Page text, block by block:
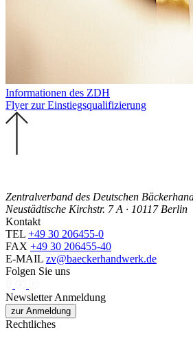
Informationen des ZDH
Flyer zur Einstiegsqualifizierung
Zentralverband des Deutschen
Neustädtische Kirchstr. 7 A · 10117 Berlin
Kontakt
TEL +49 30 206455-0
FAX +49 30 206455-40
E-MAIL zv@baeckerhandwerk.de
Folgen Sie uns
Newsletter Anmeldung
zur Anmeldung
Rechtliches